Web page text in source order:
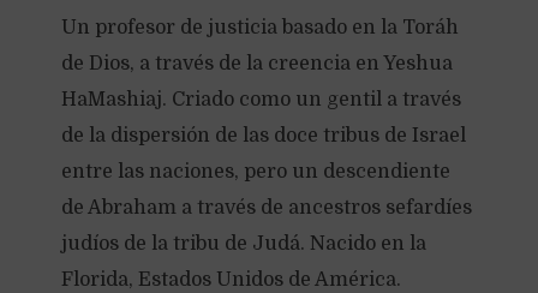
Un profesor de justicia basado en la Toráh
de Dios, a través de la creencia en Yeshua
HaMashiaj. Criado como un gentil a través
de la dispersión de las doce tribus de Israel
entre las naciones, pero un descendiente
de Abraham a través de ancestros sefardíes
judíos de la tribu de Judá. Nacido en la
Florida, Estados Unidos de América.